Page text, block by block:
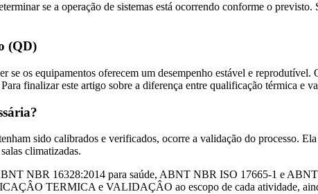
se a operação de sistemas está ocorrendo conforme o
(QD)
se os equipamentos oferecem um desempenho estável e
finalizar este artigo sobre a diferença entre qualificação térmica e
sido calibrados e verificados, ocorre a validação do processo.
climatizadas.
NBR 16328:2014 para saúde, ABNT NBR ISO 17665-1 e
TERMICA e VALIDAÇÂO ao escopo de cada atividade,